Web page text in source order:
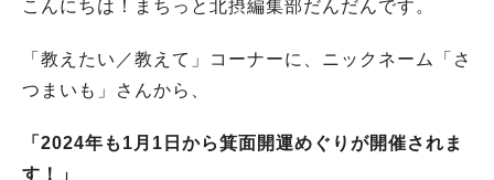
こんにちは！まちっと北摂編集部だんだんです。
「教えたい／教えて」コーナーに、ニックネーム「さ
つまいも」さんから、
「2024年も1月1日から箕面開運めぐりが開催されま
す！」